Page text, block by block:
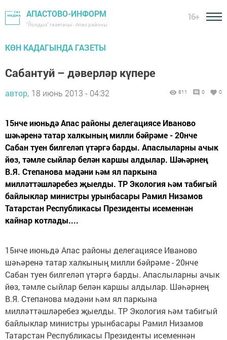
АПАСТОВО-ИНФОРМ
"Йолдыз" газетасы - Апас районы
16+
КӨН КАДАГЫНДА ГАЗЕТЫ
Сабантуй – дәверләр күпере
автор, 18 июнь 2013 - 04:32 811 0 0
15нче июньдә Апас районы делегациясе Иваново
шәһәренә татар халкының милли бәйрәме - 20нче
Сабан туен билгеләп үтәргә барды. Апаслыларны ачык
йөз, тәмле сыйлар белән каршы алдылар. Шәһәрнең
В.Я. Степанова мәдәни һәм ял паркына
милләттәшләребез җыелды. ТР Экология һәм табигый
байлыклар министры урынбасары Рамил Низамов
Татарстан Республикасы Президенты исеменнән
кайнар котлады....
15нче июньдә Апас районы делегациясе Иваново
шәһәренә татар халкының милли бәйрәме - 20нче
Сабан туен билгеләп үтәргә барды. Апаслыларны ачык
йөз, тәмле сыйлар белән каршы алдылар. Шәһәрнең
В.Я. Степанова мәдәни һәм ял паркына
милләттәшләребез җыелды. ТР Экология һәм табигый
байлыклар министры урынбасары Рамил Низамов
Татарстан Республикасы Президенты исеменнән